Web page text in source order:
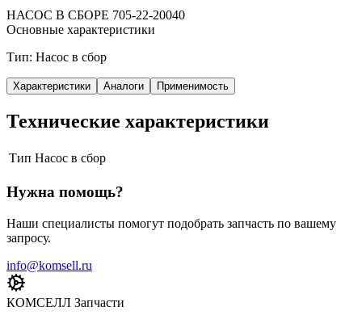
НАСОС В СБОРЕ 705-22-20040
Основные характеристики
Тип: Насос в сбор
Характеристики Аналоги Применимость
Технические характеристики
Тип Насос в сбор
Нужна помощь?
Наши специалисты помогут подобрать запчасть по вашему
запросу.
info@komsell.ru
КОМСЕЛЛ Запчасти